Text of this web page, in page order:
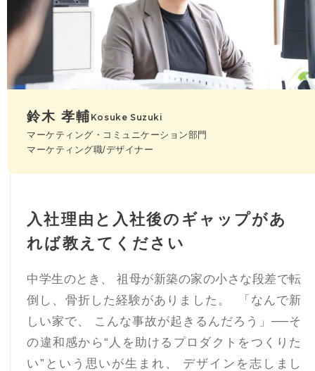
鈴木 孝輔 Kosuke Suzuki
マーケティング・コミュニケーション部門
マーケティング職/デザイナー
入社理由と入社後のギャップがあ
れば教えてください
中学生のとき、 祖母が新築の家の小さな段差で転
倒し、骨折した経験がありました。 「なんで新
しい家で、 こんな事故が起きるんだろう」──そ
の違和感から“人を助けるプロダクトをつくりた
い”という思いが生まれ、 デザインを志しまし